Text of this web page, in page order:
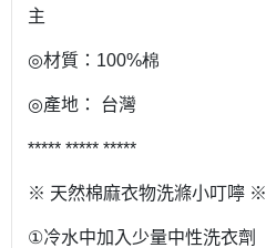
主
◎材質： 100%棉
◎產地： 台灣
***** ***** *****
※ 天然棉麻衣物洗滌小叮嚀 ※
①冷水中加入少量中性洗衣劑